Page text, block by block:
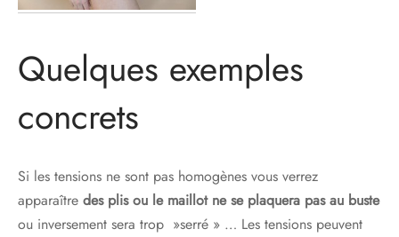
Quelques exemples
concrets
Si les tensions ne sont pas homogènes vous verrez
apparaître des plis ou le maillot ne se plaquera pas au buste
ou inversement sera trop »serré » … Les tensions peuvent